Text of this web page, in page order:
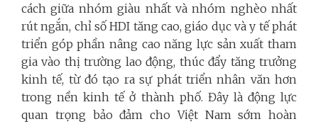
cách giữa nhóm giàu nhất và nhóm nghèo nhất
rút ngắn, chỉ số HDI tăng cao, giáo dục và y tế phát
triển góp phần nâng cao năng lực sản xuất tham
gia vào thị trường lao động, thúc đẩy tăng trưởng
kinh tế, từ đó tạo ra sự phát triển nhân văn hơn
trong nền kinh tế ở thành phố. Đây là động lực
quan trọng bảo đảm cho Việt Nam sớm hoàn